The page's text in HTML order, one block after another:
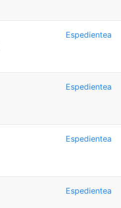
Espedientea
Espedientea
Espedientea
Espedientea